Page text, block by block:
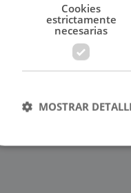
Cookies
estrictamente
necesarias
MOSTRAR